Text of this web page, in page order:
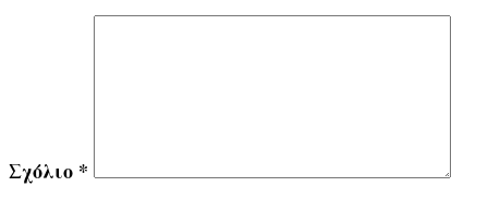
Σχόλιο *